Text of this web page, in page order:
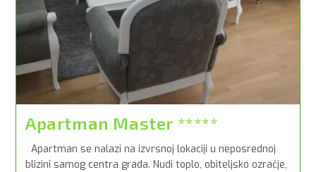
Apartman Master *****
Apartman se nalazi na izvrsnoj lokaciji u neposrednoj
blizini samog centra grada. Nudi toplo, obiteljsko ozračje,